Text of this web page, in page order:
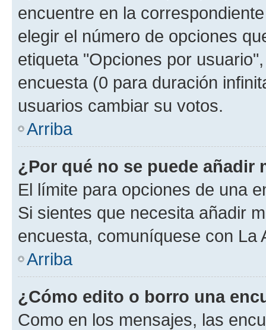
encuentre en la
elegir el número de opciones
etiqueta "Opciones por
encuesta (0 para duración
usuarios cambiar su votos.
Arriba
¿Por qué no se puede añadir
El límite para opciones de una
Si sientes que necesita añadir
encuesta, comuníquese con La
Arriba
¿Cómo edito o borro una
Como en los mensajes, las